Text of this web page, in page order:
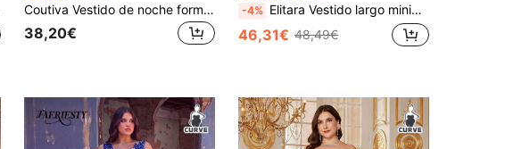
Coutiva Vestido de noche formal elegante con hombros descubiertos para mujer de talla grande
38,20€
-4% Elitara Vestido largo minimalista y elegante de talla grande, con hombros descubiertos, drapeado y abertura asimétrica en la falda tipo A, adecuado para bodas, eventos formales, galas y fiestas de cóctel
46,31€ 48,49€